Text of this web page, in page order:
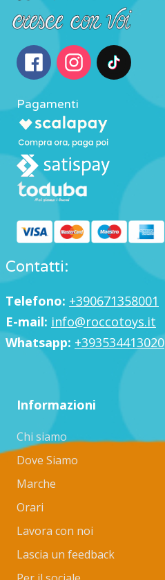
Pagamenti
Contatti:
Telefono: +390671358001
E-mail: info@roccotoys.it
Whatsapp: +393534413020
Informazioni
Chi siamo
Dove Siamo
Marche
Orari
Lavora con noi
Lascia un feedback